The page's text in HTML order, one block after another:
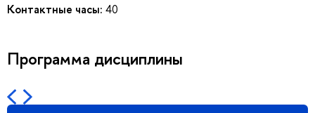
Контактные часы: 40
Программа дисциплины